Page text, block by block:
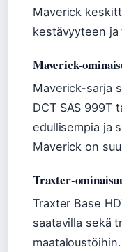
Maverick
kestävyyteen
Maverick-
Maverick-sarja
DCT SAS 999T
edullisempia ja
Maverick on
Traxter-
Traxter Base
saatavilla sekä